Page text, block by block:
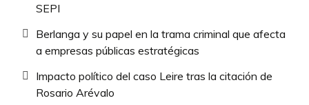
SEPI
Berlanga y su papel en la trama criminal que afecta
a empresas públicas estratégicas
Impacto político del caso Leire tras la citación de
Rosario Arévalo